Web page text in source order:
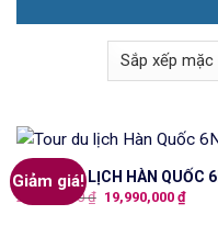
Giảm giá!
TOUR DU LỊCH HÀN QUỐC
20,990,000₫ Giá
19,990,000 ₫Giá
hiện